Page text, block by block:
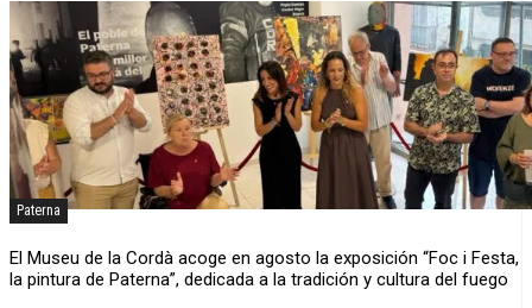
Paterna
El Museu de la Cordà acoge en agosto la exposición “Foc i Festa,
la pintura de Paterna”, dedicada a la tradición y cultura del fuego